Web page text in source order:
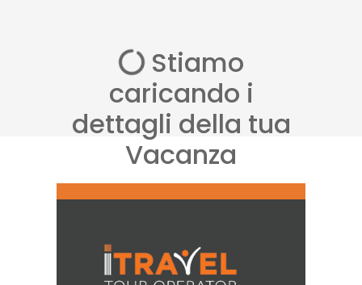
Stiamo
caricando i
dettagli della tua
Vacanza